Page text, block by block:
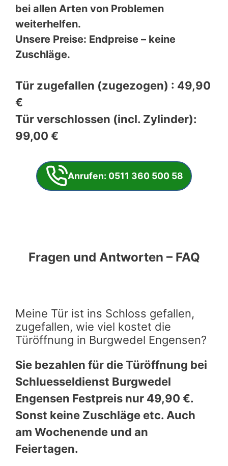
bei allen Arten von Problemen
weiterhelfen.
Unsere Preise: Endpreise – keine
Zuschläge.
Tür zugefallen (zugezogen) : 49,90
€
Tür verschlossen (incl. Zylinder):
99,00 €
Anrufen: 0511 360 500 58
Fragen und Antworten – FAQ
Meine Tür ist ins Schloss gefallen,
zugefallen, wie viel kostet die
Türöffnung in Burgwedel Engensen?
Sie bezahlen für die Türöffnung bei
Schluesseldienst Burgwedel
Engensen Festpreis nur 49,90 €.
Sonst keine Zuschläge etc. Auch
am Wochenende und an
Feiertagen.